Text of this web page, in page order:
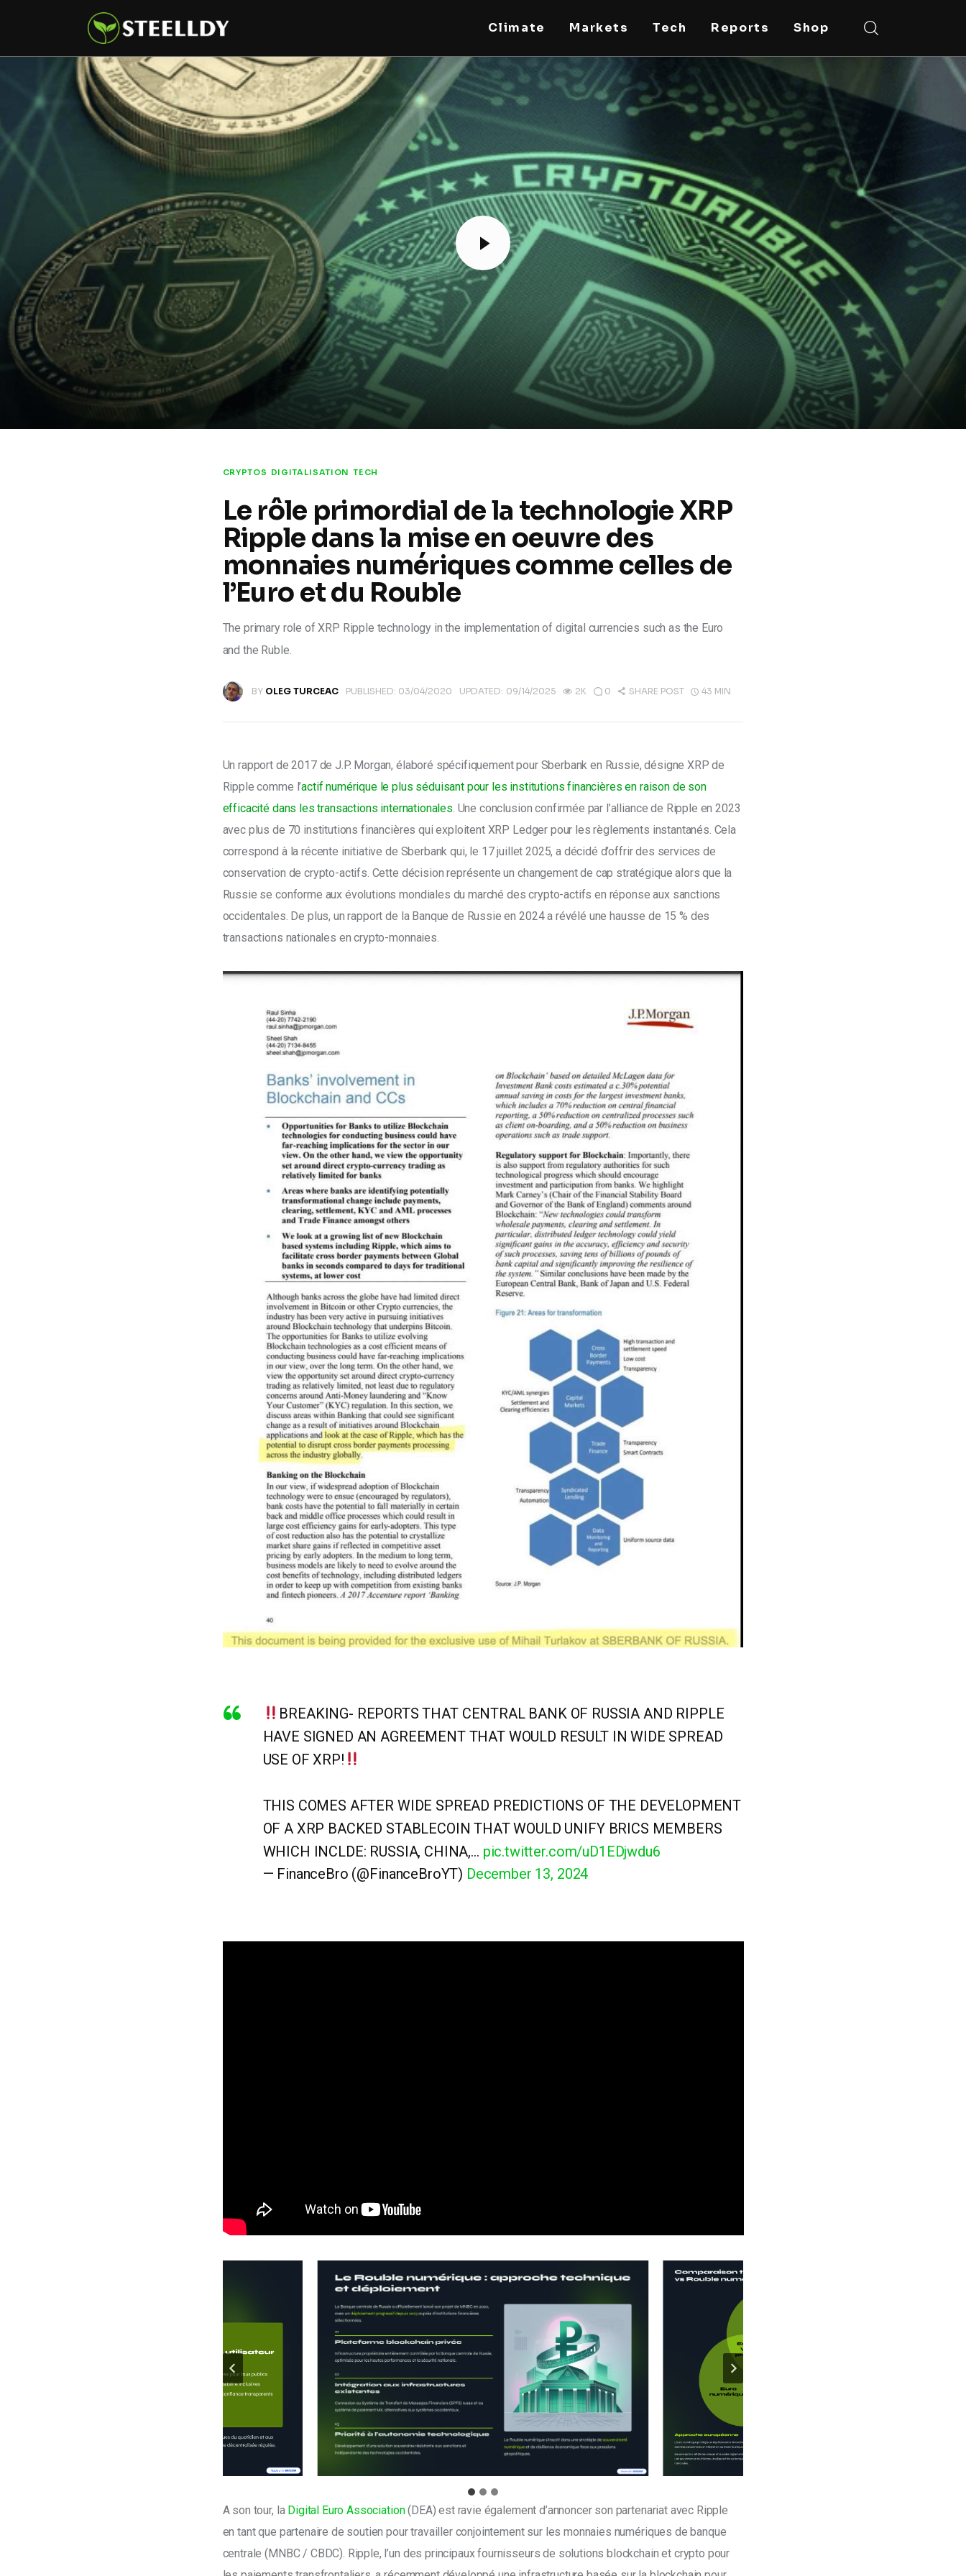
Climate Markets Tech Reports Shop
STEELLDY
Through Steelldy consulting company, I assist
companies, fintechs, and institutions in two
key areas: ◙ Economic and financial statistical
modeling via our DaaS & SaaS software
(macroeconomic index platform). Analysis of
the transition to a multipolar world:
stablecoins, gold, copper, precious metals,
industrial metals, oil, dollars, euros, yuan, yen,
rubles, CBDC, BISIH, mBridge, Unified Ledger,
BRICS, and global regulations. ◙ Web3 Law &
Taxation Legal and Tax structuring of
blockchain-based projects, RWA,
tokenization, cryptocurrency (stablecoins,
CBDC), decentralized autonomous
organizations (DAO), MiCA compliance, ISO
20022, AI, MANBRIC/biotech technologies,
robotics, smart cities, and ESG taxonomy.
Markets
Reports
Shop
CRYPTOS DIGITALISATION TECH
Le rôle primordial de la technologie XRP
Ripple dans la mise en oeuvre des
monnaies numériques comme celles de
l’Euro et du Rouble
The primary role of XRP Ripple technology in the implementation of digital currencies such as the Euro
and the Ruble.
BY OLEG TURCEAC PUBLISHED: 03/04/2020 UPDATED: 09/14/2025 2K 0 SHARE POST 43 MIN
Un rapport de 2017 de J.P. Morgan, élaboré spécifiquement pour Sberbank en Russie, désigne XRP de
Ripple comme l’actif numérique le plus séduisant pour les institutions financières en raison de son
efficacité dans les transactions internationales. Une conclusion confirmée par l’alliance de Ripple en 2023
avec plus de 70 institutions financières qui exploitent XRP Ledger pour les règlements instantanés. Cela
correspond à la récente initiative de Sberbank qui, le 17 juillet 2025, a décidé d’offrir des services de
conservation de crypto-actifs. Cette décision représente un changement de cap stratégique alors que la
Russie se conforme aux évolutions mondiales du marché des crypto-actifs en réponse aux sanctions
occidentales. De plus, un rapport de la Banque de Russie en 2024 a révélé une hausse de 15 % des
transactions nationales en crypto-monnaies.
BREAKING- REPORTS THAT CENTRAL BANK OF RUSSIA AND RIPPLE
HAVE SIGNED AN AGREEMENT THAT WOULD RESULT IN WIDE SPREAD
USE OF XRP!
THIS COMES AFTER WIDE SPREAD PREDICTIONS OF THE DEVELOPMENT
OF A XRP BACKED STABLECOIN THAT WOULD UNIFY BRICS MEMBERS
WHICH INCLDE: RUSSIA, CHINA,… pic.twitter.com/uD1EDjwdu6
— FinanceBro (@FinanceBroYT) December 13, 2024
A son tour, la Digital Euro Association (DEA) est ravie également d’annoncer son partenariat avec Ripple
en tant que partenaire de soutien pour travailler conjointement sur les monnaies numériques de banque
centrale (MNBC / CBDC). Ripple, l’un des principaux fournisseurs de solutions blockchain et crypto pour